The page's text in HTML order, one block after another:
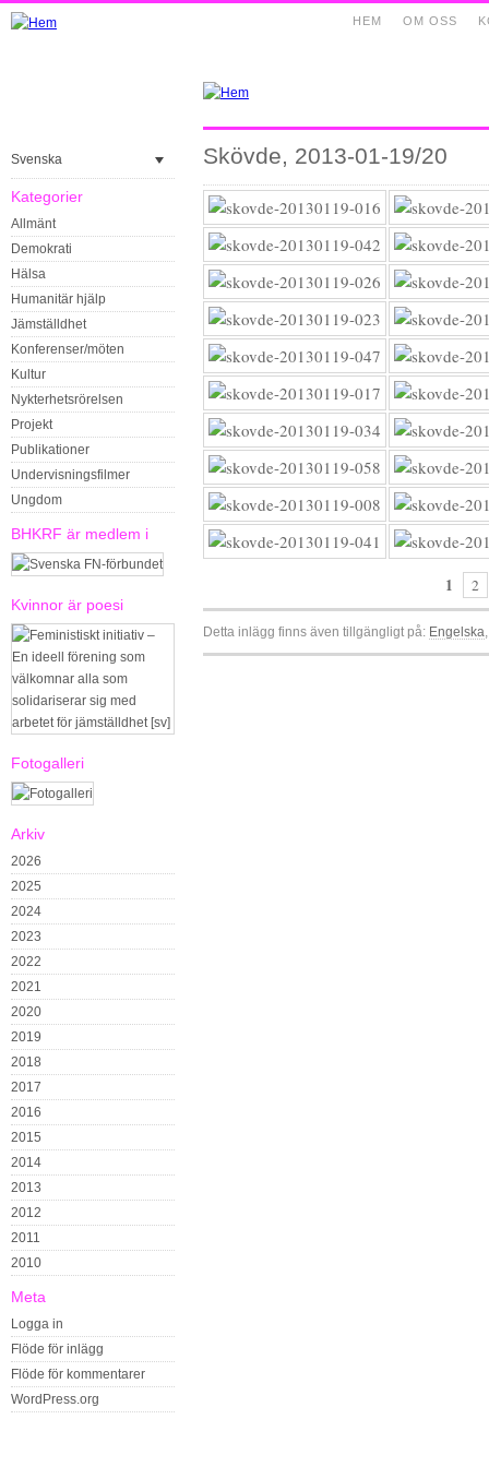
OM OSS
HEM
Svenska
Kategorier
Allmänt
Demokrati
Hälsa
Humanitär hjälp
Jämställdhet
Konferenser/möten
Kultur
Nykterhetsrörelsen
Projekt
Publikationer
Undervisningsfilmer
Ungdom
BHKRF är medlem i
Kvinnor är poesi
Fotogalleri
Arkiv
2026
2025
2024
2023
2022
2021
2020
2019
2018
2017
2016
2015
2014
2013
2012
2011
2010
Meta
Logga in
Flöde för inlägg
Flöde för kommentarer
WordPress.org
Skövde, 2013-01-19/20
1 2
Detta inlägg finns även tillgängligt på: Engelska